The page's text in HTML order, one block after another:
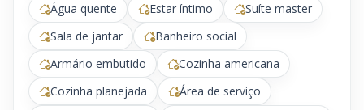
Água quente
Estar íntimo
Suíte master
Sala de jantar
Banheiro social
Armário embutido
Cozinha americana
Cozinha planejada
Área de serviço